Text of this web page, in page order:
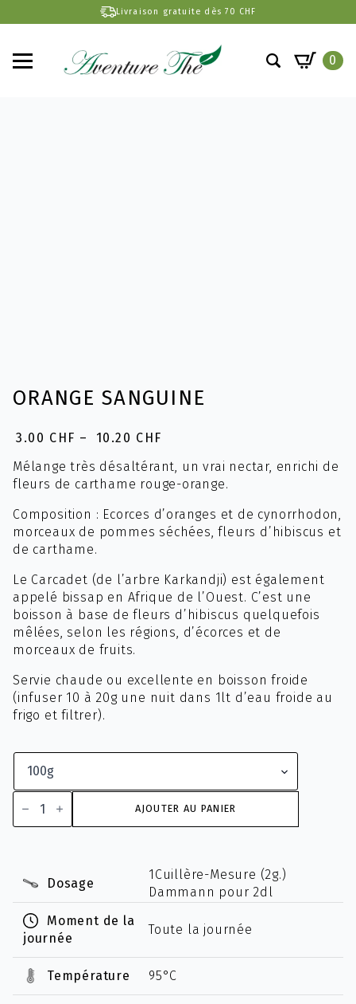
Livraison gratuite dès 70 CHF
0
ORANGE SANGUINE
3.00 CHF – 10.20 CHF
Plage
de
prix :
3.00 CHF
10.20 CHF
Mélange très désaltérant, un vrai nectar, enrichi de
fleurs de carthame rouge-orange.
Composition : Ecorces d’oranges et de cynorrhodon,
morceaux de pommes séchées, fleurs d’hibiscus et
de carthame.
Le Carcadet (de l’arbre Karkandji) est également
appelé bissap en Afrique de l’Ouest. C’est une
boisson à base de fleurs d’hibiscus quelquefois
mêlées, selon les régions, d’écorces et de
morceaux de fruits.
Servie chaude ou excellente en boisson froide
(infuser 10 à 20g une nuit dans 1lt d’eau froide au
frigo et filtrer).
quantité
de
Orange
AJOUTER AU PANIER
Dosage
1Cuillère-Mesure (2g.)
Dammann pour 2dl
Moment de la
journée
Toute la journée
Température 95°C